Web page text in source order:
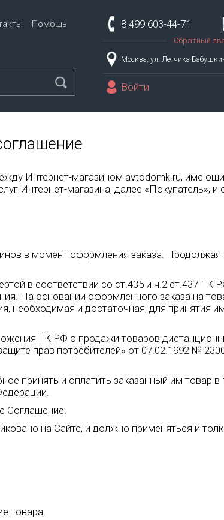
8 499 603-44-71
Обратный
Москва, ул. Летчика
Войти
Помощь
Интернет-магазином avtodomk.ru,
Интернет-магазина, далее «Покупатель», и
в момент оформления заказа. Продолжая
в соответствии со ст.435 и ч.2 ст.437 ГК
На основании оформленного заказа на
необходимая и достаточная, для принятия
ГК РФ о продажи товаров
прав потребителей» от 07.02.1992 №
принять и оплатить заказанный им товар в
Соглашение.
на Сайте, и должно применяться и
товара.